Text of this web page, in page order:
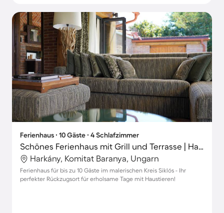
Ferienhaus ∙ 10 Gäste ∙ 4 Schlafzimmer
Schönes Ferienhaus mit Grill und Terrasse | Haustiere erlaubt
Harkány, Komitat Baranya, Ungarn
Ferienhaus für bis zu 10 Gäste im malerischen Kreis Siklós - Ihr
perfekter Rückzugsort für erholsame Tage mit Haustieren!